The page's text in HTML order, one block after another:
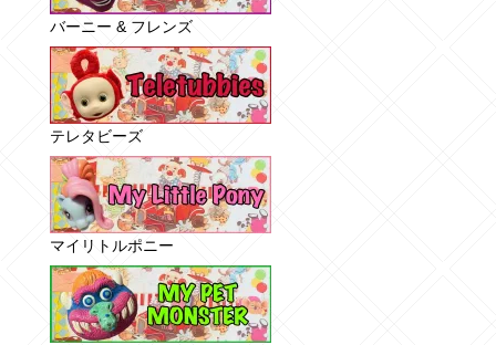
バーニー & フレンズ
テレタビーズ
マイリトルポニー